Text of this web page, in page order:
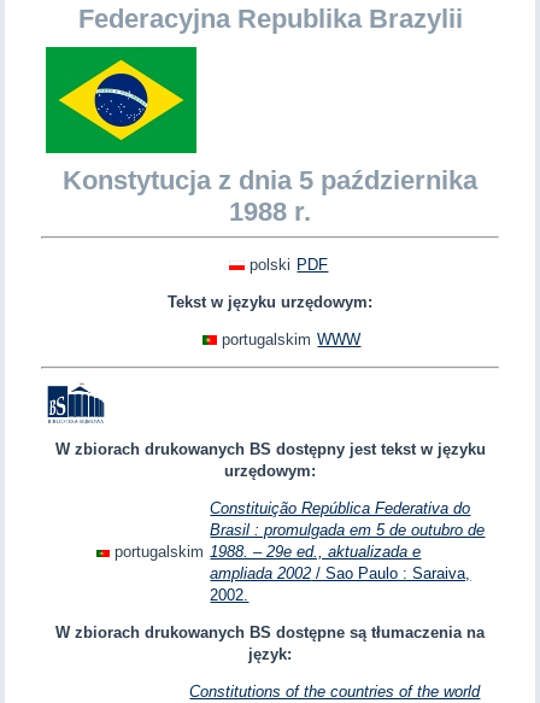
Federacyjna Republika Brazylii
Konstytucja z dnia 5 października
1988 r.
polski PDF
Tekst w języku urzędowym:
portugalskim WWW
W zbiorach drukowanych BS dostępny jest tekst w języku
urzędowym:
portugalskim
Constituição República Federativa do
Brasil : promulgada em 5 de outubro de
1988. – 29e ed., aktualizada e
ampliada 2002 / Sao Paulo : Saraiva,
2002.
W zbiorach drukowanych BS dostępne są tłumaczenia na
język:
Constitutions of the countries of the world